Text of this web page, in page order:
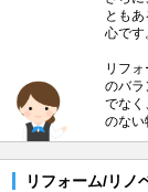
とも
心です
リフ
のバラ
でなく
のない
リフォーム/リノ